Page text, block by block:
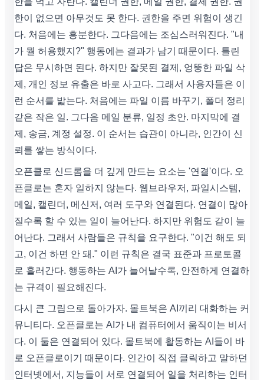
한이 없으면 아무것도 못 한다. 권한을 주면 위험이 생긴
다. 처음에는 흥분한다. 그다음에는 조심스러워진다. "내
가 뭘 허용했지?" 행동에는 결과가 남기 때문이다. 틀린
답은 무시하면 된다. 하지만 잘못된 결제, 엉뚱한 파일 삭
제, 개인 정보 유출은 바로 사고다. 그래서 사용자들은 이
런 순서를 밟는다. 처음에는 파일 이름 바꾸기, 폴더 정리
같은 작은 일. 그다음 메일 분류, 일정 초안. 마지막에 결
제, 송금, 계정 설정. 이 순서는 습관이 아니라, 인간이 신
뢰를 쌓는 방식이다.
오픈클로 신드롬을 더 깊게 만드는 요소는 '연결'이다. 오
픈클로는 혼자 일하지 않는다. 웹브라우저, 파일시스템,
메일, 캘린더, 메신저, 여러 도구와 연결된다. 연결이 많아
질수록 할 수 있는 일이 늘어난다. 하지만 위험도 같이 늘
어난다. 그래서 사람들은 규칙을 요구한다. "이건 해도 되
고, 이건 하면 안 돼." 이런 규칙은 결국 표준과 프로토콜
로 흘러간다. 행동하는 AI가 늘어날수록, 안전하게 연결하
는 규격이 필요해진다.
다시 큰 그림으로 돌아가자. 몰트북은 AI끼리 대화하는 커
뮤니티다. 오픈클로는 AI가 내 컴퓨터에서 움직이는 비서
다. 이 둘은 연결되어 있다. 몰트북에 활동하는 AI들이 바
로 오픈클로이기 때문이다. 인간이 직접 클릭하고 말하던
인터넷에서, 지능들이 서로 연결되어 일을 처리하는 인터